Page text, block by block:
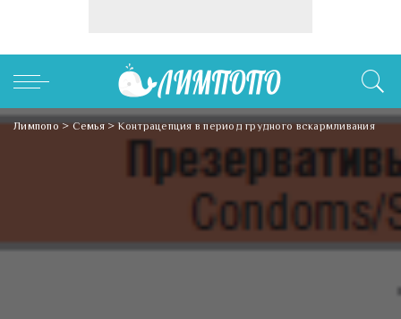
Лимпопо>Семья>Контрацепция в период грудного вскармливания